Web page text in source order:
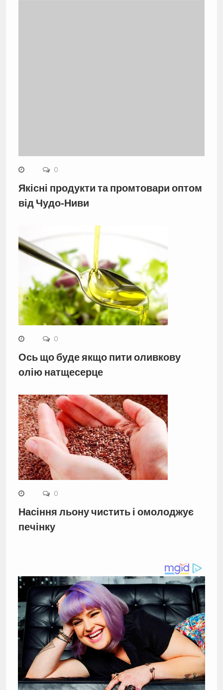
0
Якісні продукти та промтовари оптом
від Чудо-Ниви
0
Ось що буде якщо пити оливкову
олію натщесерце
0
Насіння льону чистить і омолоджує
печінку